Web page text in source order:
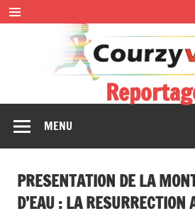
Skip
to
content
MENU
PRESENTATION DE LA
D’EAU : LA RESURRECTION